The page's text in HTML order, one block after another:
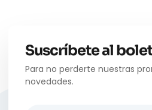
Suscríbete al
Para no perderte nuestras
novedades.